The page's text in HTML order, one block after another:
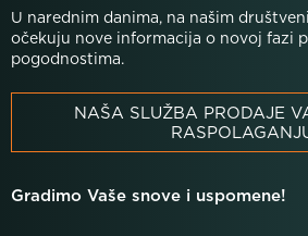
U narednim danima, na našim
očekuju nove informacija o novoj fazi
pogodnostima.
NAŠA SLUŽBA PRODAJE
Gradimo Vaše snove i uspomene!